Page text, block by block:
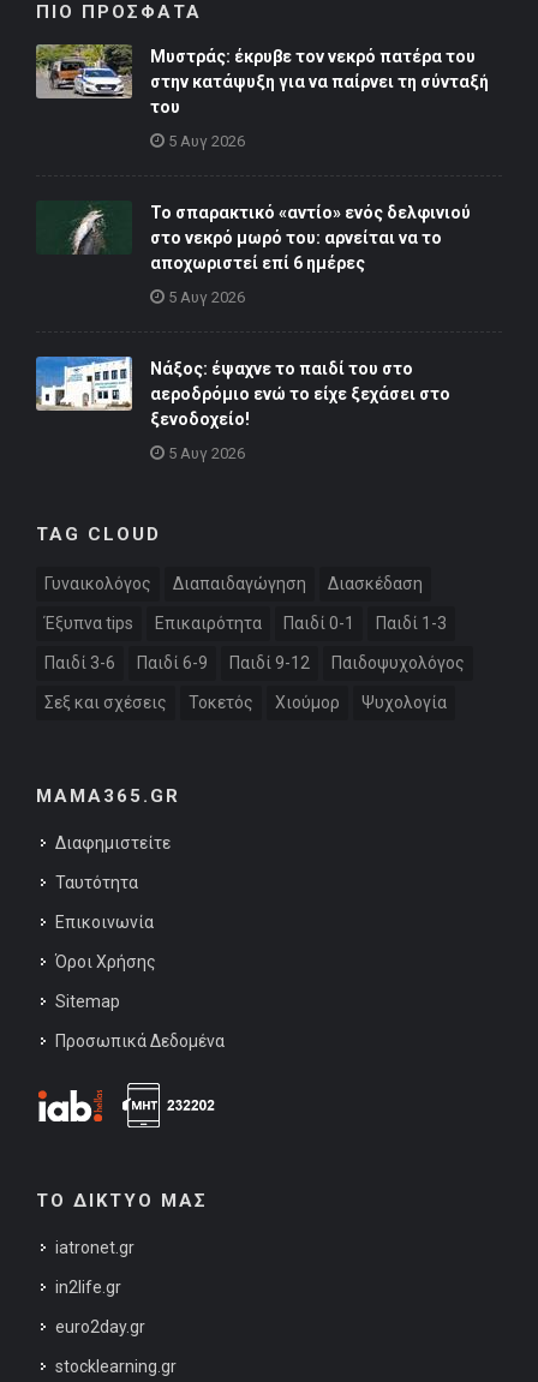
ΠΙΟ ΠΡΟΣΦΑΤΑ
Μυστράς: έκρυβε τον νεκρό πατέρα του
στην κατάψυξη για να παίρνει τη σύνταξή
του
5 Αυγ 2026
Το σπαρακτικό «αντίο» ενός δελφινιού
στο νεκρό μωρό του: αρνείται να το
αποχωριστεί επί 6 ημέρες
5 Αυγ 2026
Νάξος: έψαχνε το παιδί του στο
αεροδρόμιο ενώ το είχε ξεχάσει στο
ξενοδοχείο!
5 Αυγ 2026
TAG CLOUD
Γυναικολόγος Διαπαιδαγώγηση Διασκέδαση
Έξυπνα tips Επικαιρότητα Παιδί 0-1 Παιδί 1-3
Παιδί 3-6 Παιδί 6-9 Παιδί 9-12 Παιδοψυχολόγος
Σεξ και σχέσεις Τοκετός Χιούμορ Ψυχολογία
MAMA365.GR
Διαφημιστείτε
Ταυτότητα
Επικοινωνία
Όροι Χρήσης
Sitemap
Προσωπικά Δεδομένα
ΤΟ ΔΙΚΤΥΟ ΜΑΣ
iatronet.gr
in2life.gr
euro2day.gr
stocklearning.gr